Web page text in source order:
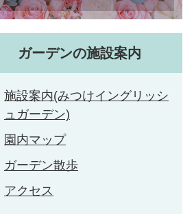
ガーデンの施設案内
施設案内(みつけイングリッシ
ュガーデン)
園内マップ
ガーデン散歩
アクセス